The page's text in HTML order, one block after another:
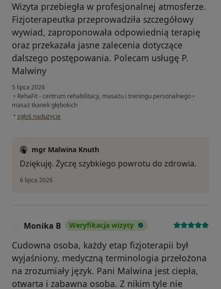
Wizyta przebiegła w profesjonalnej atmosferze.
Fizjoterapeutka przeprowadziła szczegółowy
wywiad, zaproponowała odpowiednią terapię
oraz przekazała jasne zalecenia dotyczące
dalszego postępowania. Polecam usługę P.
Malwiny
5 lipca 2026
• RehaFit - centrum rehabilitacji, masażu i treningu personalnego •
masaż tkanek głębokich
• w opinii użytkownika Mieczysław
zgłoś nadużycie
mgr Malwina Knuth
Dziękuję. Życzę szybkiego powrotu do zdrowia.
6 lipca 2026
Monika B Weryfikacja wizyty
Cudowna osoba, każdy etap fizjoterapii był
wyjaśniony, medyczną terminologia przełożona
na zrozumiały język. Pani Malwina jest ciepła,
otwarta i zabawna osoba. Z nikim tyle nie